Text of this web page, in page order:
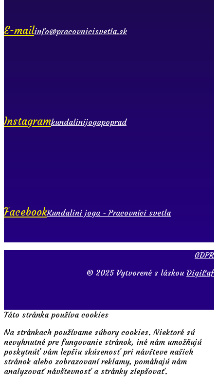
E-mailinfo@pracovnicisvetla.sk
Instagramkundalinijogapoprad
FacebookKundalini joga - Pracovníci svetla
GDPR
© 2025 Vytvorené s láskou DigiLaf
Táto stránka používa cookies
Na stránkach používame súbory cookies. Niektoré sú
nevyhnutné pre fungovanie stránok, iné nám umožňujú
poskytnúť vám lepšiu skúsenosť pri návšteve našich
stránok alebo zobrazovaní reklamy, pomáhajú nám
analyzovať návštevnosť a stránky zlepšovať.